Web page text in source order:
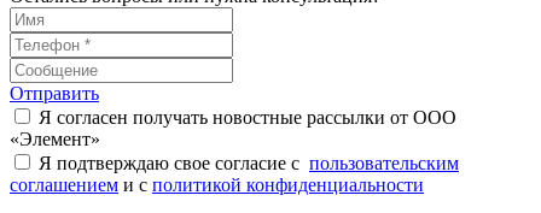
Отправить
Я согласен получать новостные рассылки от ООО
«Элемент»
Я подтверждаю свое согласие с пользовательским
соглашением и с политикой конфиденциальности